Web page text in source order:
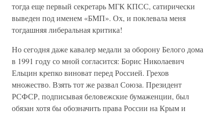
тогда еще первый секретарь МГК КПСС, сатирически
выведен под именем «БМП». Ох, и поклевала меня
тогдашняя либеральная критика!
Но сегодня даже кавалер медали за оборону Белого дома
в 1991 году со мной согласится: Борис Николаевич
Ельцин крепко виноват перед Россией. Грехов
множество. Взять тот же развал Союза. Президент
РСФСР, подписывая беловежские бумаженции, был
обязан хотя бы обозначить права России на Крым и